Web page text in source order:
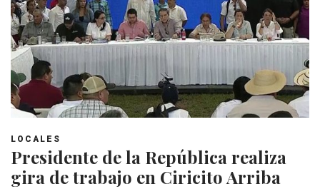
LOCALES
Presidente de la República realiza
gira de trabajo en Ciricito Arriba